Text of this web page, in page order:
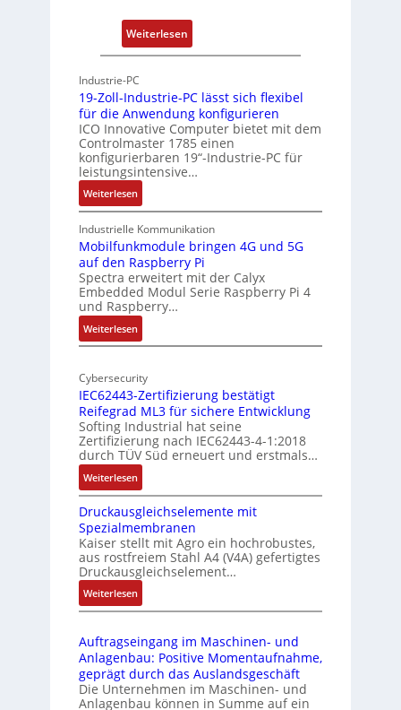
r
c
t
e
k
t
u
Weiterlesen:
P
s
i
c
a
I
a
n
d
g
e
Industrie-PC
19-Zoll-Industrie-PC lässt sich flexibel
für die Anwendung konfigurieren
ICO Innovative Computer bietet mit dem
Controlmaster 1785 einen
konfigurierbaren 19“-Industrie-PC für
leistungsintensive…
Weiterlesen:
1
9
-
Z
o
l
l
-
I
d
u
t
r
i
e
-
P
C
l
ä
s
s
s
i
c
h
f
Industrielle Kommunikation
Mobilfunkmodule bringen 4G und 5G
auf den Raspberry Pi
Spectra erweitert mit der Calyx
Embedded Modul Serie Raspberry Pi 4
und Raspberry…
Weiterlesen:
M
b
i
f
u
n
k
m
o
d
u
l
e
b
r
i
n
e
n
Cybersecurity
IEC62443-Zertifizierung bestätigt
Reifegrad ML3 für sichere Entwicklung
Softing Industrial hat seine
Zertifizierung nach IEC62443-4-1:2018
durch TÜV Süd erneuert und erstmals…
Weiterlesen:
I
E
C
6
2
4
4
3
Z
e
r
t
Druckausgleichselemente mit
Spezialmembranen
Kaiser stellt mit Agro ein hochrobustes,
aus rostfreiem Stahl A4 (V4A) gefertigtes
Druckausgleichselement…
Weiterlesen:
D
u
c
k
a
Auftragseingang im Maschinen- und
Anlagenbau: Positive Momentaufnahme,
geprägt durch das Auslandsgeschäft
Die Unternehmen im Maschinen- und
Anlagenbau können in Summe auf ein